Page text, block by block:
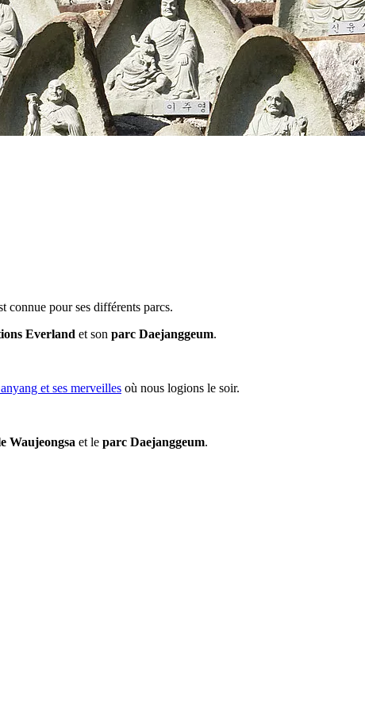
connue pour ses différents parcs.
Everland et son parc Daejanggeum.
et ses merveilles où nous logions le soir.
Waujeongsa et le parc Daejanggeum.